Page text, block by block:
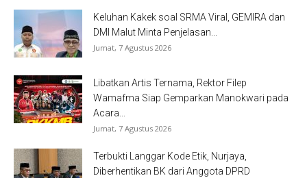
Keluhan Kakek soal SRMA Viral, GEMIRA dan
DMI Malut Minta Penjelasan...
Jumat, 7 Agustus 2026
Libatkan Artis Ternama, Rektor Filep
Wamafma Siap Gemparkan Manokwari pada
Acara...
Jumat, 7 Agustus 2026
Terbukti Langgar Kode Etik, Nurjaya,
Diberhentikan BK dari Anggota DPRD